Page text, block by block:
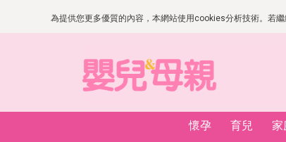
為提供您更多優質的內容，本網站使用cookies分析技術。若
懷孕 育兒 家